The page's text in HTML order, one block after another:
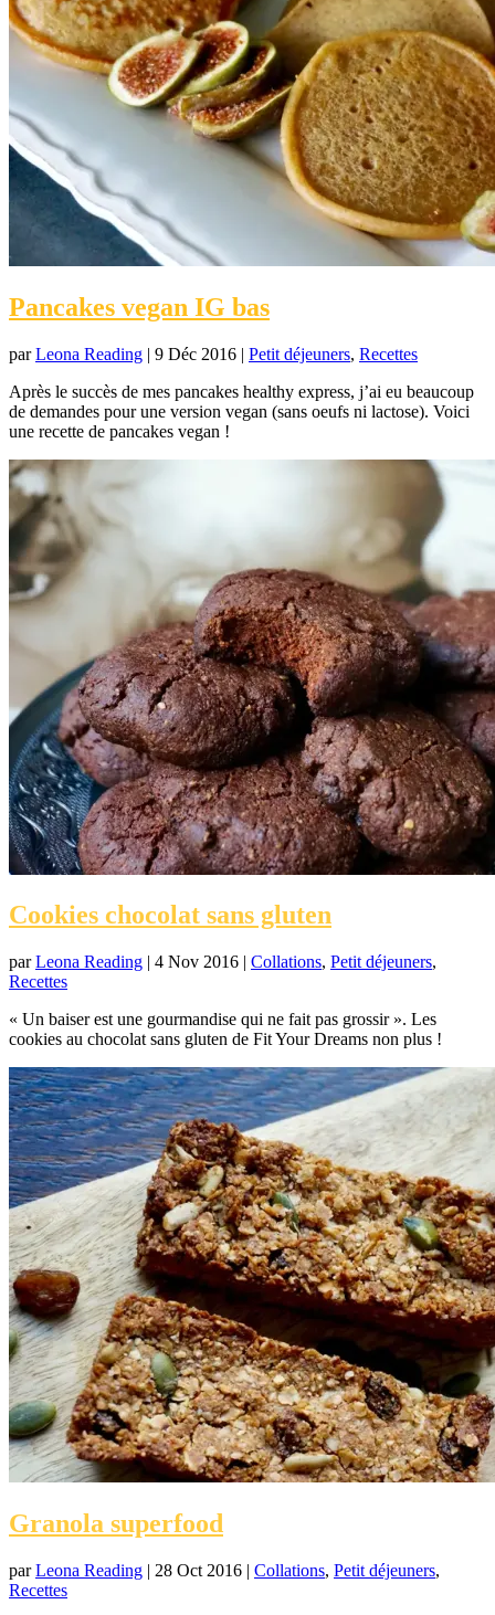
Pancakes vegan IG bas
parLeona Reading | 9 Déc 2016 | Petit déjeuners, Recettes
Après le succès de mes pancakes healthy express, j’ai eu beaucoup
de demandes pour une version vegan (sans oeufs ni lactose). Voici
une recette de pancakes vegan !
Cookies chocolat sans gluten
parLeona Reading | 4 Nov 2016 | Collations, Petit déjeuners,
Recettes
« Un baiser est une gourmandise qui ne fait pas grossir ». Les
cookies au chocolat sans gluten de Fit Your Dreams non plus !
Granola superfood
parLeona Reading | 28 Oct 2016 | Collations, Petit déjeuners,
Recettes